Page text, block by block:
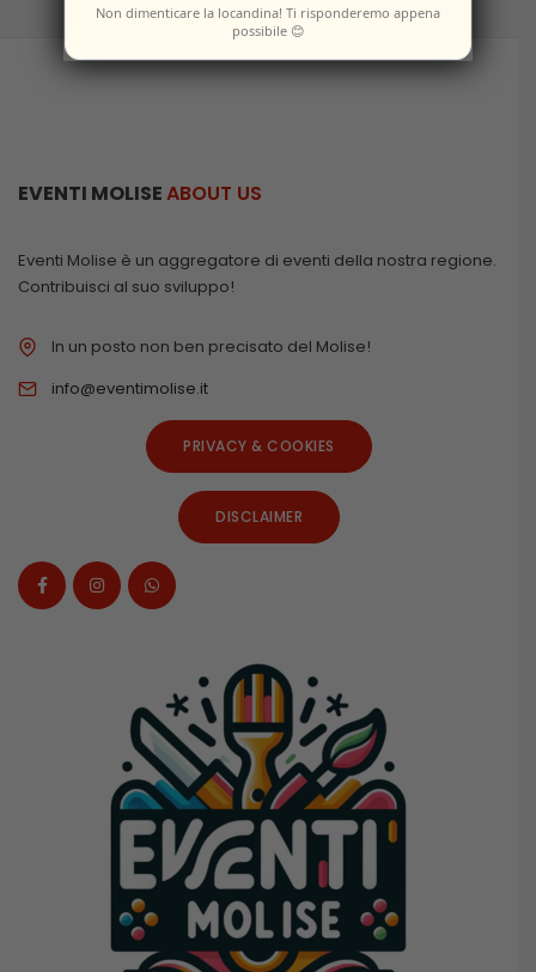
EVENTI MOLISEABOUT US
Eventi Molise è un aggregatore di eventi della nostra regione.
Contribuisci al suo sviluppo!
In un posto non ben precisato del Molise!
info@eventimolise.it
PRIVACY & COOKIES
DISCLAIMER
Non dimenticare la locandina! Ti risponderemo appena
possibile 😊